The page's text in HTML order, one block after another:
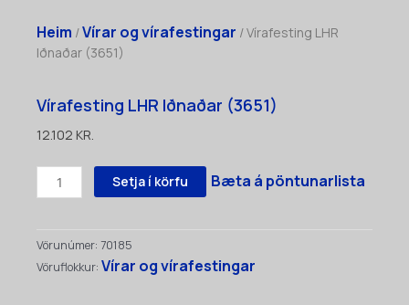
Heim /Vírar og vírafestingar / Vírafesting LHR
Iðnaðar (3651)
Vírafesting LHR Iðnaðar (3651)
12.102 KR.
Vírafesting
LHR
Setja í körfu Bæta á pöntunarlista
Vörunúmer: 70185
Vöruflokkur: Vírar og vírafestingar